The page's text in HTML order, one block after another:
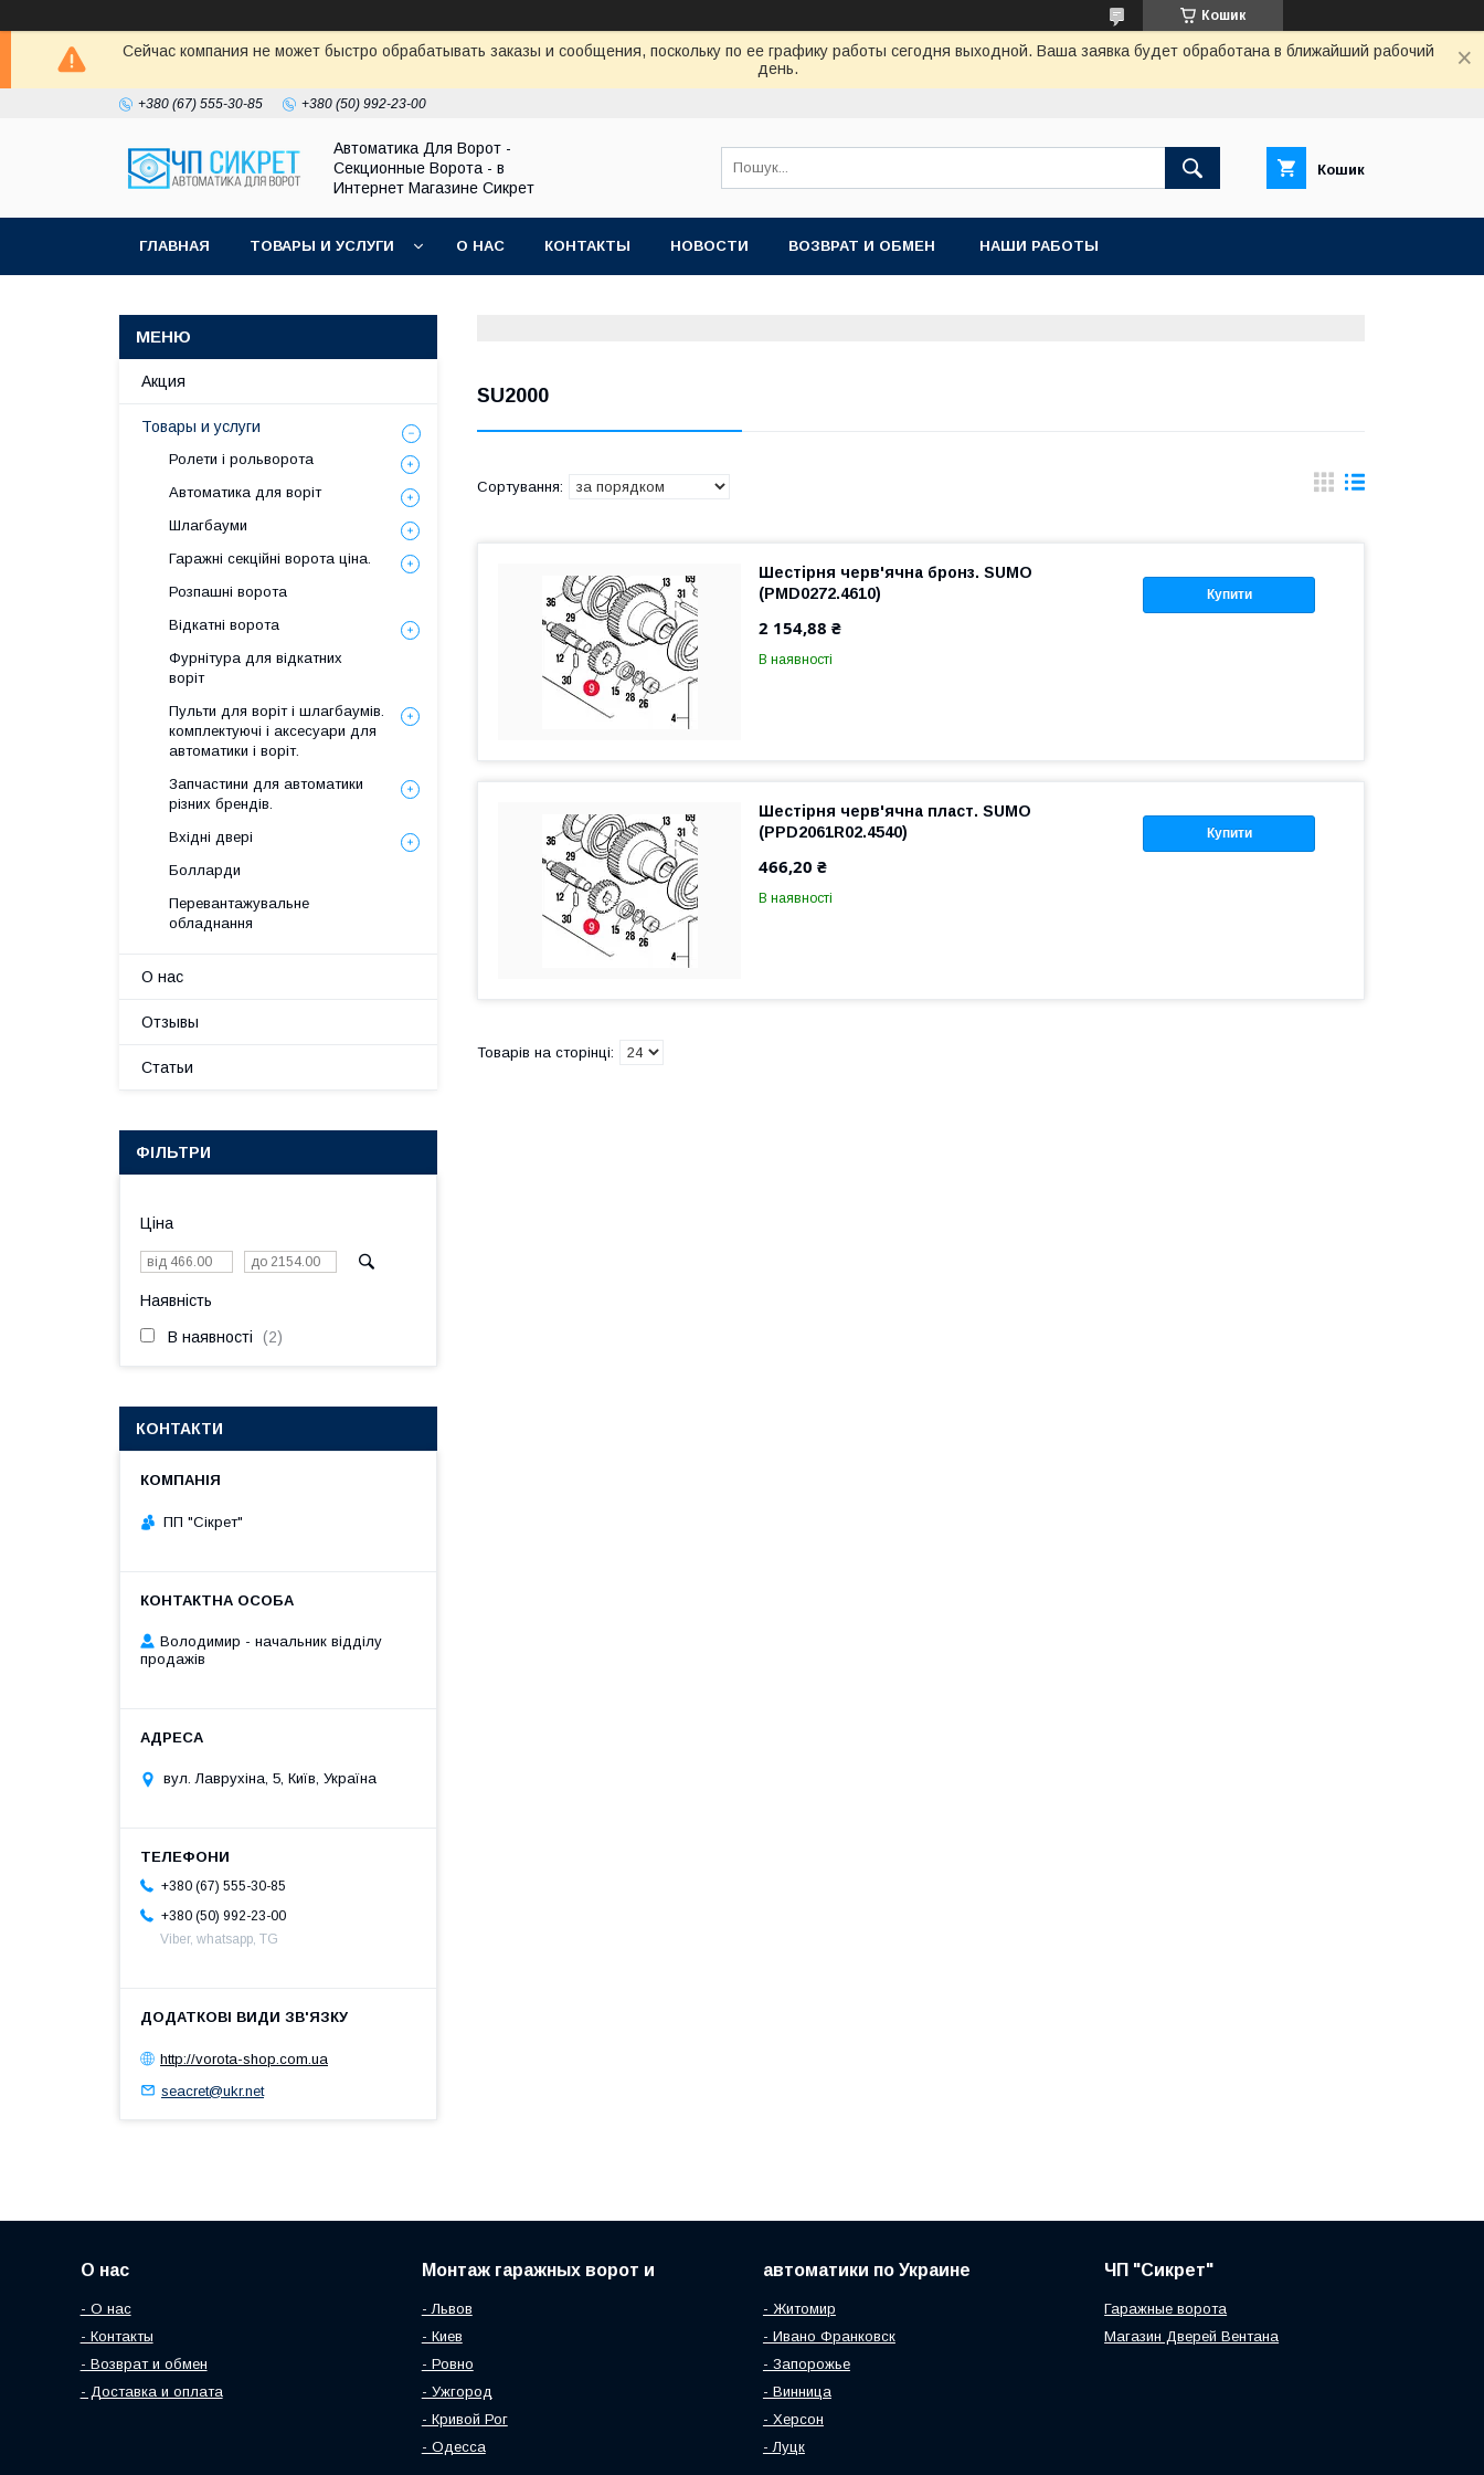
Кошик
Сейчас компания не может быстро обрабатывать заказы и сообщения, поскольку по ее графику работы сегодня выходной. Ваша заявка будет обработана в ближайший рабочий
день.
+380 (67) 555-30-85 +380 (50) 992-23-00
Автоматика Для Ворот -
Секционные Ворота - в
Интернет Магазине Сикрет
Кошик
ГЛАВНАЯ ТОВАРЫ И УСЛУГИ О НАС КОНТАКТЫ НОВОСТИ ВОЗВРАТ И ОБМЕН НАШИ РАБОТЫ
SU2000
Купити
Шестірня черв'ячна бронз. SUMO
(PMD0272.4610)
2 154,88 ₴
В наявності
Купити
Шестірня черв'ячна пласт. SUMO
(PPD2061R02.4540)
466,20 ₴
В наявності
Акция
Товары и услуги
Ролети і рольворота
Автоматика для воріт
Шлагбауми
Гаражні секційні ворота ціна.
Розпашні ворота
Відкатні ворота
Фурнітура для відкатних
воріт
Пульти для воріт і шлагбаумів.
комплектуючі і аксесуари для
автоматики і воріт.
Запчастини для автоматики
різних брендів.
Вхідні двері
Болларди
Перевантажувальне
обладнання
О нас
Отзывы
Статьи
ФІЛЬТРИ
Ціна
Наявність
В наявності 2
КОНТАКТИ
ПП "Сікрет"
Володимир - начальник відділу
продажів
вул. Лаврухіна, 5, Київ, Україна
+380 (67) 555-30-85
+380 (50) 992-23-00
Viber, whatsapp, TG
http://vorota-shop.com.ua
seacret@ukr.net
О нас
- О нас
- Контакты
- Возврат и обмен
- Доставка и оплата
Монтаж гаражных ворот и
- Львов
- Киев
- Ровно
- Ужгород
- Кривой Рог
- Одесса
автоматики по Украине
- Житомир
- Ивано Франковск
- Запорожье
- Винница
- Херсон
- Луцк
ЧП "Сикрет"
Гаражные ворота
Магазин Дверей Вентана